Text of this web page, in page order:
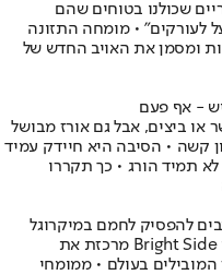
שכולנו בטוחים שהם
לעורקים" • מומחה התזונה
ומסמן את האויב החדש של
- אף פעם
או ביצים, אבל גם אורז מבושל
קשה • הסיבה היא חיידק עמיד
תמיד הורג • כך תקררו
סקירה מדעית של ערוץ המדע הבינלאומי Bright Side מרכזת את
בעולם • ממומחי